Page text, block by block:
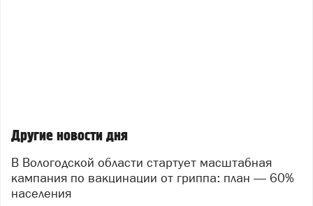
Другие новости дня
В Вологодской области стартует масштабная
кампания по вакцинации от гриппа: план — 60%
населения